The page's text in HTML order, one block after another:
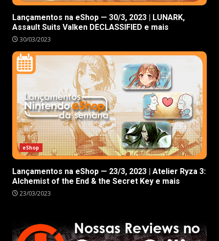
Lançamentos na eShop — 30/3, 2023 | LUNARK,
Assault Suits Valken DECLASSIFIED e mais
30/03/2023
eShop
Lançamentos na eShop — 23/3, 2023 | Atelier Ryza 3:
Alchemist of the End & the Secret Key e mais
23/03/2023